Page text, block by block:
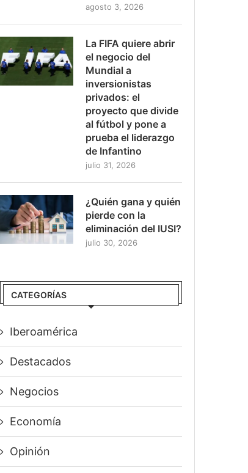
agosto 3, 2026
La FIFA quiere abrir
el negocio del
Mundial a
inversionistas
privados: el
proyecto que divide
al fútbol y pone a
prueba el liderazgo
de Infantino
julio 31, 2026
¿Quién gana y quién
pierde con la
eliminación del IUSI?
julio 30, 2026
CATEGORÍAS
Iberoamérica
Destacados
Negocios
Economía
Opinión